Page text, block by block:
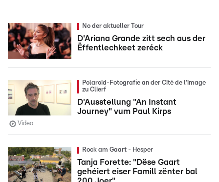
No der aktueller Tour
D'Ariana Grande zitt sech aus der
Ëffentlechkeet zeréck
Polaroid-Fotografie an der Cité de l'image
zu Clierf
D'Ausstellung "An Instant
Journey" vum Paul Kirps
Video
Rock am Gaart - Hesper
Tanja Forette: "Dëse Gaart
gehéiert eiser Famill zënter bal